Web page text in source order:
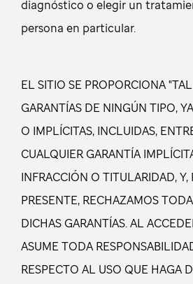
diagnóstico o elegir un
persona en particular.
EL SITIO SE PROPORCIONA
GARANTÍAS DE NINGÚN TIPO,
O IMPLÍCITAS, INCLUIDAS,
CUALQUIER GARANTÍA
INFRACCIÓN O TITULARIDAD,
PRESENTE, RECHAZAMOS
DICHAS GARANTÍAS. AL
ASUME TODA
RESPECTO AL USO QUE HAGA